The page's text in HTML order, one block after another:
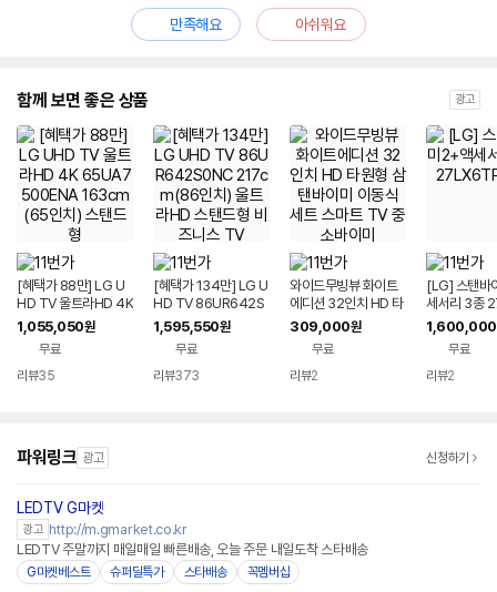
만족해요
아쉬워요
함께 보면 좋은 상품 광고
[혜택가 88만] LG U
HD TV 울트라HD 4K
65UA7500ENA 16
3cm(65인치) 스탠드
1,055,050원
무료
리뷰35
[혜택가 134만] LG U
HD TV 86UR642S
0NC 217cm(86인
치) 울트라HD 스탠드
형 비즈니스 TV
1,595,550원
무료
리뷰373
와이드무빙뷰 화이트
에디션 32인치 HD 타
원형 삼탠바이미 이동
식 세트 스마트 TV 중
소바이미
309,000원
무료
리뷰2
[LG] 스탠바
세서리 3종
PGAA
1,600,000
무료
리뷰2
파워링크 광고 신청하기
LEDTV G마켓
광고 http://m.gmarket.co.kr
LEDTV 주말까지 매일매일 빠른배송, 오늘 주문 내일도착 스타배송
G마켓베스트 슈퍼딜특가 스타배송 꼭멤버십